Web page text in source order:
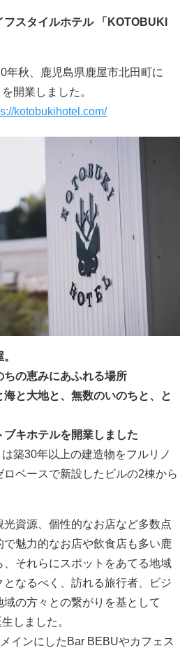
スタイルホテル 「KOTOBUKI
年秋、鹿児島県鹿屋市北田町に
開業しました。
kotobukihotel.com/
の恵みにあふれる場所
と⼤地と、無数のいのちと、と
キホテルを開業しました
築30年以上の建造物をフルリノ
ベースで新設したビルの2棟から
資源、個性的なお店など多数点
魅力的なお店や飲食店も多い鹿
、それらにスポットをあてる地域
なるべく、訪れる旅行者、ビジ
の方々との繋がりを基として
しました。
インにしたBar BEBUやカフェス